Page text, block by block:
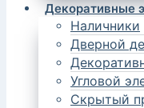
Декоративные
Наличники
Дверной
Угловой
Скрытый